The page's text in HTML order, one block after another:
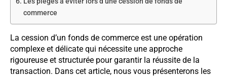
commerce
La cession d’un fonds de commerce est une opération
complexe et délicate qui nécessite une approche
rigoureuse et structurée pour garantir la réussite de la
transaction. Dans cet article, nous vous présenterons les